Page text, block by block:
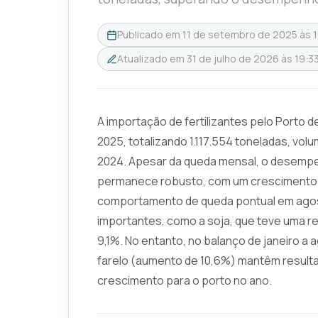
Publicado em 11 de setembro de 2025 às
Atualizado em 31 de julho de 2026 às
A importação de fertilizantes pelo Porto
2025, totalizando 1.117.554 toneladas,
2024. Apesar da queda mensal, o
permanece robusto, com um
comportamento de queda pontual em
importantes, como a soja, que teve uma
9,1%. No entanto, no balanço de janeiro
farelo (aumento de 10,6%) mantêm
crescimento para o porto no ano.